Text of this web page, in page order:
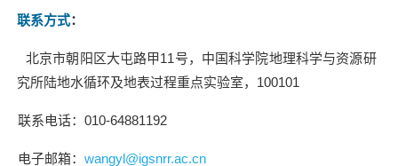
联系方式：
：北京市朝阳区大屯路甲11号，中国科学院地理科学与资源研
究所陆地水循环及地表过程重点实验室， 100101
联系电话： 010-64881192
电子邮箱： wangyl@igsnrr.ac.cn